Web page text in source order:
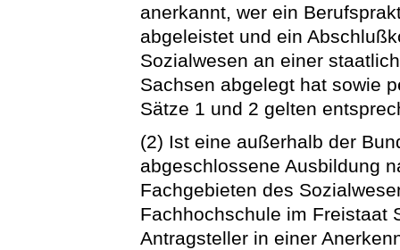
anerkannt, wer ein
abgeleistet und ein
Sozialwesen an einer
Sachsen abgelegt hat sowie
Sätze 1 und 2 gelten
(2) Ist eine außerhalb der
abgeschlossene Ausbildung
Fachgebieten des
Fachhochschule im Freistaat
Antragsteller in einer